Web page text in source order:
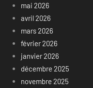
mai 2026
avril 2026
mars 2026
février 2026
janvier 2026
décembre 2025
novembre 2025